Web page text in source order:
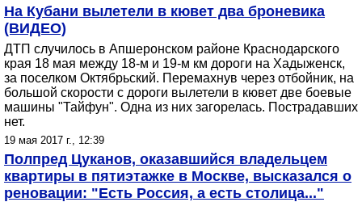
На Кубани вылетели в кювет два броневика
(ВИДЕО)
ДТП случилось в Апшеронском районе Краснодарского
края 18 мая между 18-м и 19-м км дороги на Хадыженск,
за поселком Октябрьский. Перемахнув через отбойник, на
большой скорости с дороги вылетели в кювет две боевые
машины "Тайфун". Одна из них загорелась. Пострадавших
нет.
19 мая 2017 г., 12:39
Полпред Цуканов, оказавшийся владельцем
квартиры в пятиэтажке в Москве, высказался о
реновации: "Есть Россия, а есть столица..."